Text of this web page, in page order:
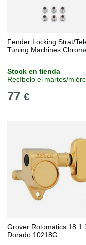
Fender Locking Strat/
Tuning Machines
Stock en tienda
Recíbelo el martes/
77 €
Grover Rotomatics 18:1
Dorado 10218G